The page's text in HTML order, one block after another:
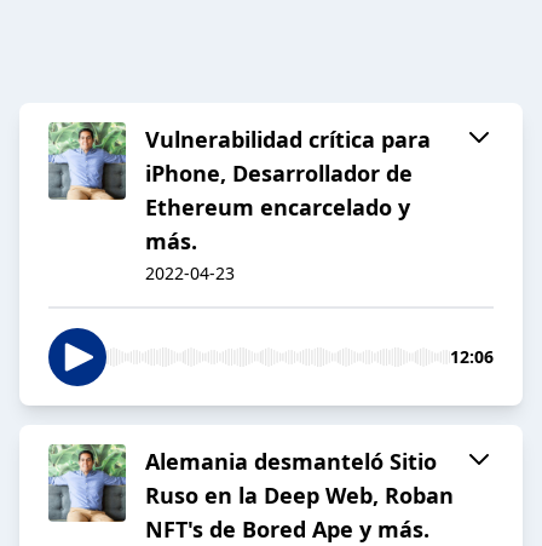
Vulnerabilidad crítica para
iPhone, Desarrollador de
Ethereum encarcelado y
más.
2022-04-23
12:06
Alemania desmanteló Sitio
Ruso en la Deep Web, Roban
NFT's de Bored Ape y más.